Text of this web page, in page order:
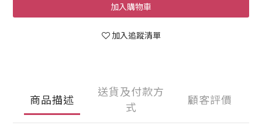
加入購物車
加入追蹤清單
商品描述
送貨及付款方
式
顧客評價